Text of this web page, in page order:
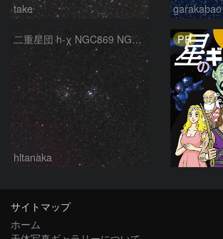
take garakabao
二重星団 h-χ NGC869 NGC884 ペルセウス座
hltanaka
PR
サイトマップ
ホーム